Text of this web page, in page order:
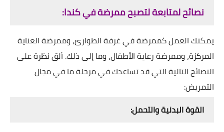
نصائح لمتابعة لتصبح ممرضة في كندا:
يمكنك العمل كممرضة في غرفة الطوارئ، وممرضة العناية
المركزة، وممرضة رعاية الأطفال، وما إلى ذلك. ألق نظرة على
النصائح التالية التي قد تساعدك في مرحلة ما في مجال
التمريض:
القوة البدنية والتحمل: